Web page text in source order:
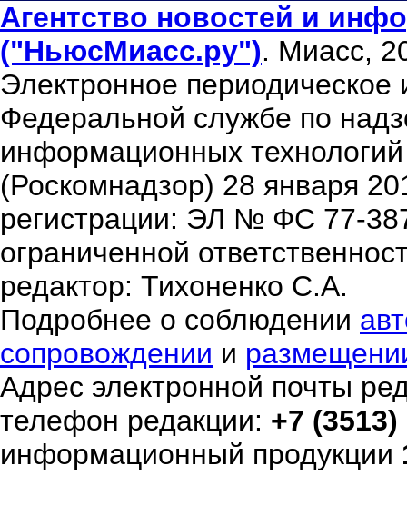
Агентство новостей и
("НьюсМиасс.ру"). Миасс,
Электронное периодическое
Федеральной службе по
информационных
(Роскомнадзор) 28 января
регистрации: ЭЛ № ФС 77-
ограниченной
редактор: Тихоненко С.А.
Подробнее о соблюдении
сопровождении и
Адрес электронной почты
телефон редакции: +7
информационный продукции